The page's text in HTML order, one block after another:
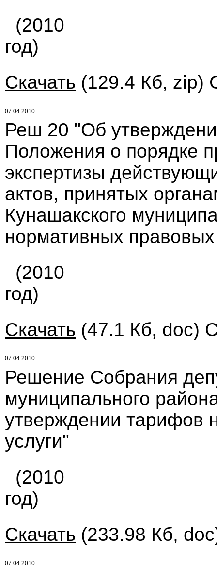
(2010
год)
Скачать (129.4 Кб, zip)
07.04.2010
Реш 20 "Об
Положения о порядке
экспертизы
актов, принятых
Кунашакского
нормативных правовых
(2010
год)
Скачать (47.1 Кб, doc)
07.04.2010
Решение Собрания
муниципального
утверждении тарифов
услуги"
(2010
год)
Скачать (233.98 Кб,
07.04.2010